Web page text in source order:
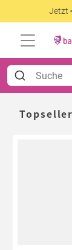
Jetzt
Topseller